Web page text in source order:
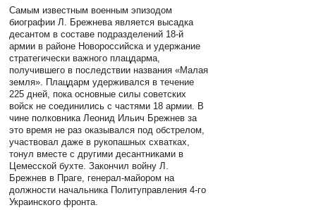
Самым известным военным эпизодом
биографии Л. Брежнева является высадка
десантом в составе подразделений 18-й
армии в районе Новороссийска и удержание
стратегически важного плацдарма,
получившего в последствии названия «Малая
земля». Плацдарм удерживался в течение
225 дней, пока основные силы советских
войск не соединились с частями 18 армии. В
чине полковника Леонид Ильич Брежнев за
это время не раз оказывался под обстрелом,
участвовал даже в рукопашных схватках,
тонул вместе с другими десантниками в
Цемесской бухте. Закончил войну Л.
Брежнев в Праге, генерал-майором на
должности начальника Политуправления 4-го
Украинского фронта.